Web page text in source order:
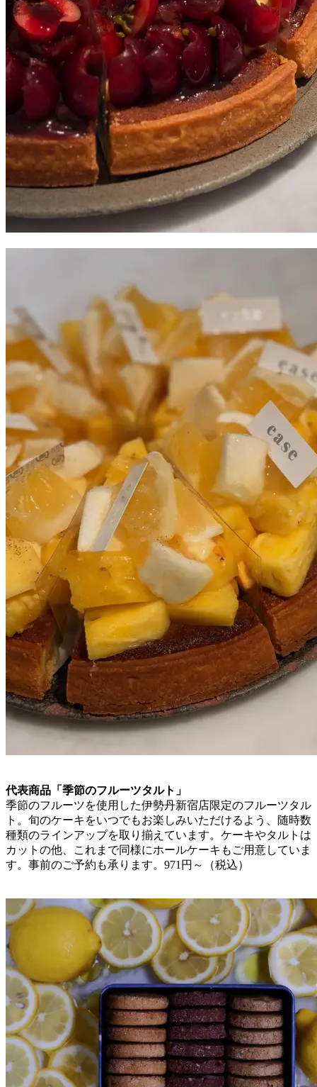
代表商品「季節のフルーツタルト」
季節のフルーツを使用した伊勢丹新宿店限定のフルーツタル
ト。旬のケーキをいつでもお楽しみいただけるよう、随時数
種類のラインアップを取り揃えています。ケーキやタルトは
カットの他、これまで同様にホールケーキもご用意していま
す。事前のご予約も承ります。971円～（税込）